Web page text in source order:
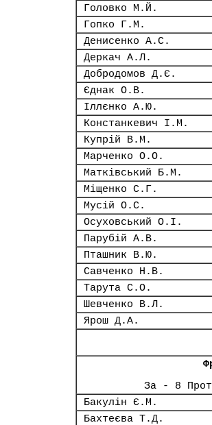
Головко М.Й.
Гопко Г.М.
Денисенко А.С.
Деркач А.Л.
Добродомов Д.Є.
Єднак О.В.
Іллєнко А.Ю.
Констанкевич І.М.
Купрій В.М.
Марченко О.О.
Матківський Б.М.
Міщенко С.Г.
Мусій О.С.
Осуховський О.І.
Парубій А.В.
Пташник В.Ю.
Савченко Н.В.
Тарута С.О.
Шевченко В.Л.
Ярош Д.А.
За - 8
Бакулін Є.М.
Бахтеєва Т.Д.